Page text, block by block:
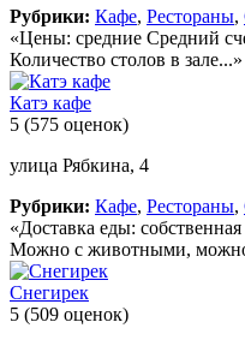
Рубрики: Кафе, Рестораны,
«Цены: средние Средний
Количество столов в зале...»
Катэ кафе
5 (575 оценок)
улица Рябкина, 4
Рубрики: Кафе, Рестораны,
«Доставка еды:
Можно с животными,
Снегирек
5 (509 оценок)